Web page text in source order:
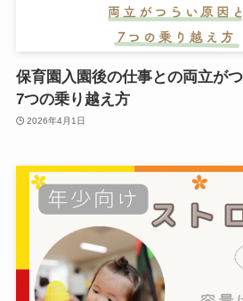
保育園入園後の仕事との両立が
7つの乗り越え方
2026年4月1日